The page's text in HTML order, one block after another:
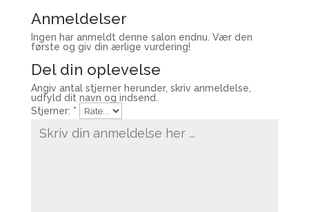
Anmeldelser
Ingen har anmeldt denne salon endnu. Vær den
første og giv din ærlige vurdering!
Del din oplevelse
Angiv antal stjerner herunder, skriv anmeldelse,
udfyld dit navn og indsend.
Stjerner: *